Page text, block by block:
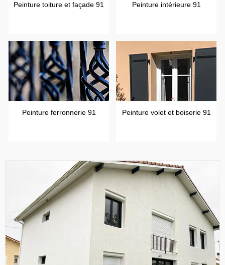
Peinture toiture et façade 91 Peinture intérieure 91
Peinture ferronnerie 91 Peinture volet et boiserie 91